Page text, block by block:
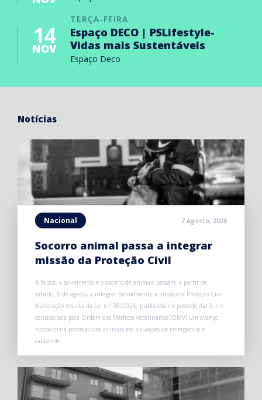
TERÇA-FEIRA
14
NOV
Espaço DECO | PSLifestyle-
Vidas mais Sustentáveis
Espaço Deco
Notícias
Nacional 7 Agosto, 2026
Socorro animal passa a integrar
missão da Proteção Civil
A busca, o salvamento e o socorro de animais passam, a partir de
sábado, 8 de agosto, a integrar formalmente a missão da Proteção Civil.
A alteração resulta da Lei n.º 38/2026, publicada no passado dia 3, e é
considerada pela Ordem dos Médicos Veterinários (OMV) um avanço
histórico na proteção dos animais em situações de emergência e
catástrofe.